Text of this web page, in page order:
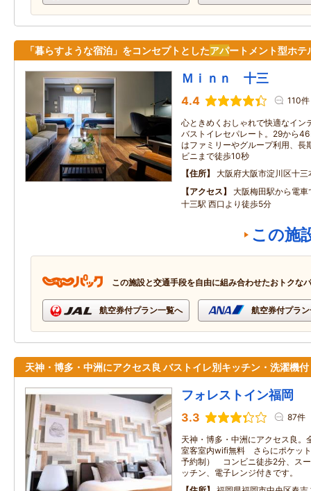
「暮らすような宿泊」をコンセプトとしたアパートメント型ホテ
Ｍｉｎｎ 十三
4.4 110件
心ときめくおしゃれで快適なイン
バストイレセパレート。29から
はファミリーやグループ利用、
ビニまで徒歩10秒
住所
大阪府大阪市淀川区十
アクセス
大阪梅田駅から電
十三駅 西口より徒歩5分
この施
この施設と交通手段を自由に組み合わせたおトクな
航空券付プラン一覧へ 航空券付プラ
天神・博多・中洲にアクセス良 バストイレ別キッチン・洗濯機付
フォレストイン福岡
3.3 87件
天神・博多・中洲にアクセス良
室客室内wifi無料 さらにポケッ
予約制） コンビニ徒歩2分、ス
ッチン、電子レンジ付きです。